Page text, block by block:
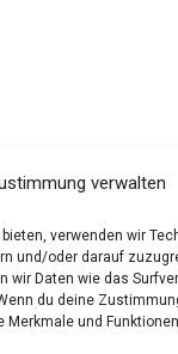
verwalten
verwenden wir
und/oder darauf
wir Daten wie das
du deine
und